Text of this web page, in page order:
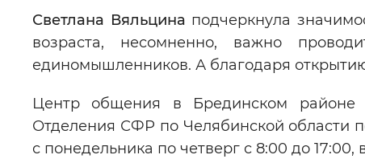
Светлана Вяльцина подчеркнула
возраста, несомненно, важно
единомышленников. А благодаря
Центр общения в Брединском районе
Отделения СФР по Челябинской области
с понедельника по четверг с 8:00 до 17:00,